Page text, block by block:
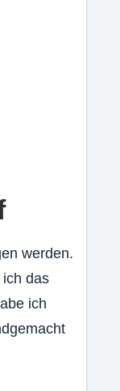
werden.
das
ich